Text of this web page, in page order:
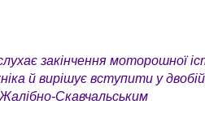
закінчення моторошної
й вирішує вступити у двобій
Скавчальським